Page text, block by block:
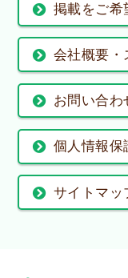
掲載をご希
会社概要・
お問い合わ
個人情報保
サイトマッ